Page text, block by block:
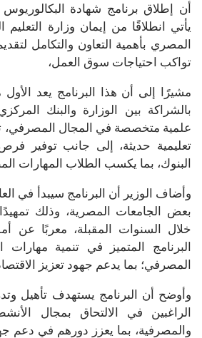
أن إطلاق برنامج شهادة
يأتي انطلاقًا من إيمان وزارة التعليم
المصري بأهمية التعاون والتكامل
تواكب احتياجات سوق العمل،
مشيرًا إلى أن هذا البرنامج يعد
بالشراكة بين الوزارة والبنك
علمية متخصصة في المجال المصرفي،
تعليمية حديثة، إلى جانب توفير
البنوك، بما يكسب الطلاب المهارات
وأضاف الوزير أن البرنامج سيبدأ في
بعض الجامعات المصرية، وذلك
خلال السنوات المقبلة، معربًا عن
البرنامج المتميز في تنمية
المصرفي؛ بما يدعم جهود تعزيز
وأوضح أن البرنامج يستهدف تأهيل
الراغبين في الالتحاق بمجال
والمصرفية، بما يعزز دورهم في دعم